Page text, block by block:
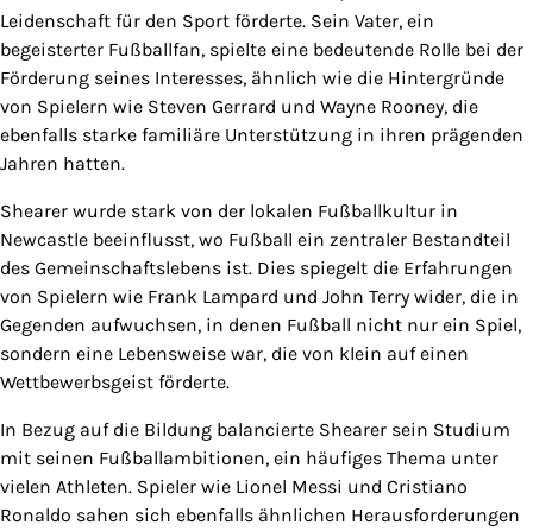
Leidenschaft für den Sport förderte. Sein Vater, ein
begeisterter Fußballfan, spielte eine bedeutende Rolle bei der
Förderung seines Interesses, ähnlich wie die Hintergründe
von Spielern wie Steven Gerrard und Wayne Rooney, die
ebenfalls starke familiäre Unterstützung in ihren prägenden
Jahren hatten.
Shearer wurde stark von der lokalen Fußballkultur in
Newcastle beeinflusst, wo Fußball ein zentraler Bestandteil
des Gemeinschaftslebens ist. Dies spiegelt die Erfahrungen
von Spielern wie Frank Lampard und John Terry wider, die in
Gegenden aufwuchsen, in denen Fußball nicht nur ein Spiel,
sondern eine Lebensweise war, die von klein auf einen
Wettbewerbsgeist förderte.
In Bezug auf die Bildung balancierte Shearer sein Studium
mit seinen Fußballambitionen, ein häufiges Thema unter
vielen Athleten. Spieler wie Lionel Messi und Cristiano
Ronaldo sahen sich ebenfalls ähnlichen Herausforderungen